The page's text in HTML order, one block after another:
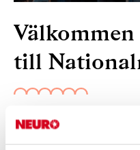
Välkommen
till
4 februari 2022
[ Helg tips ]Välkommen till